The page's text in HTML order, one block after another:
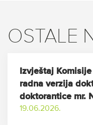
OSTALE
Izvještaj
radna verzija
doktorantice mr.
19.06.2026.